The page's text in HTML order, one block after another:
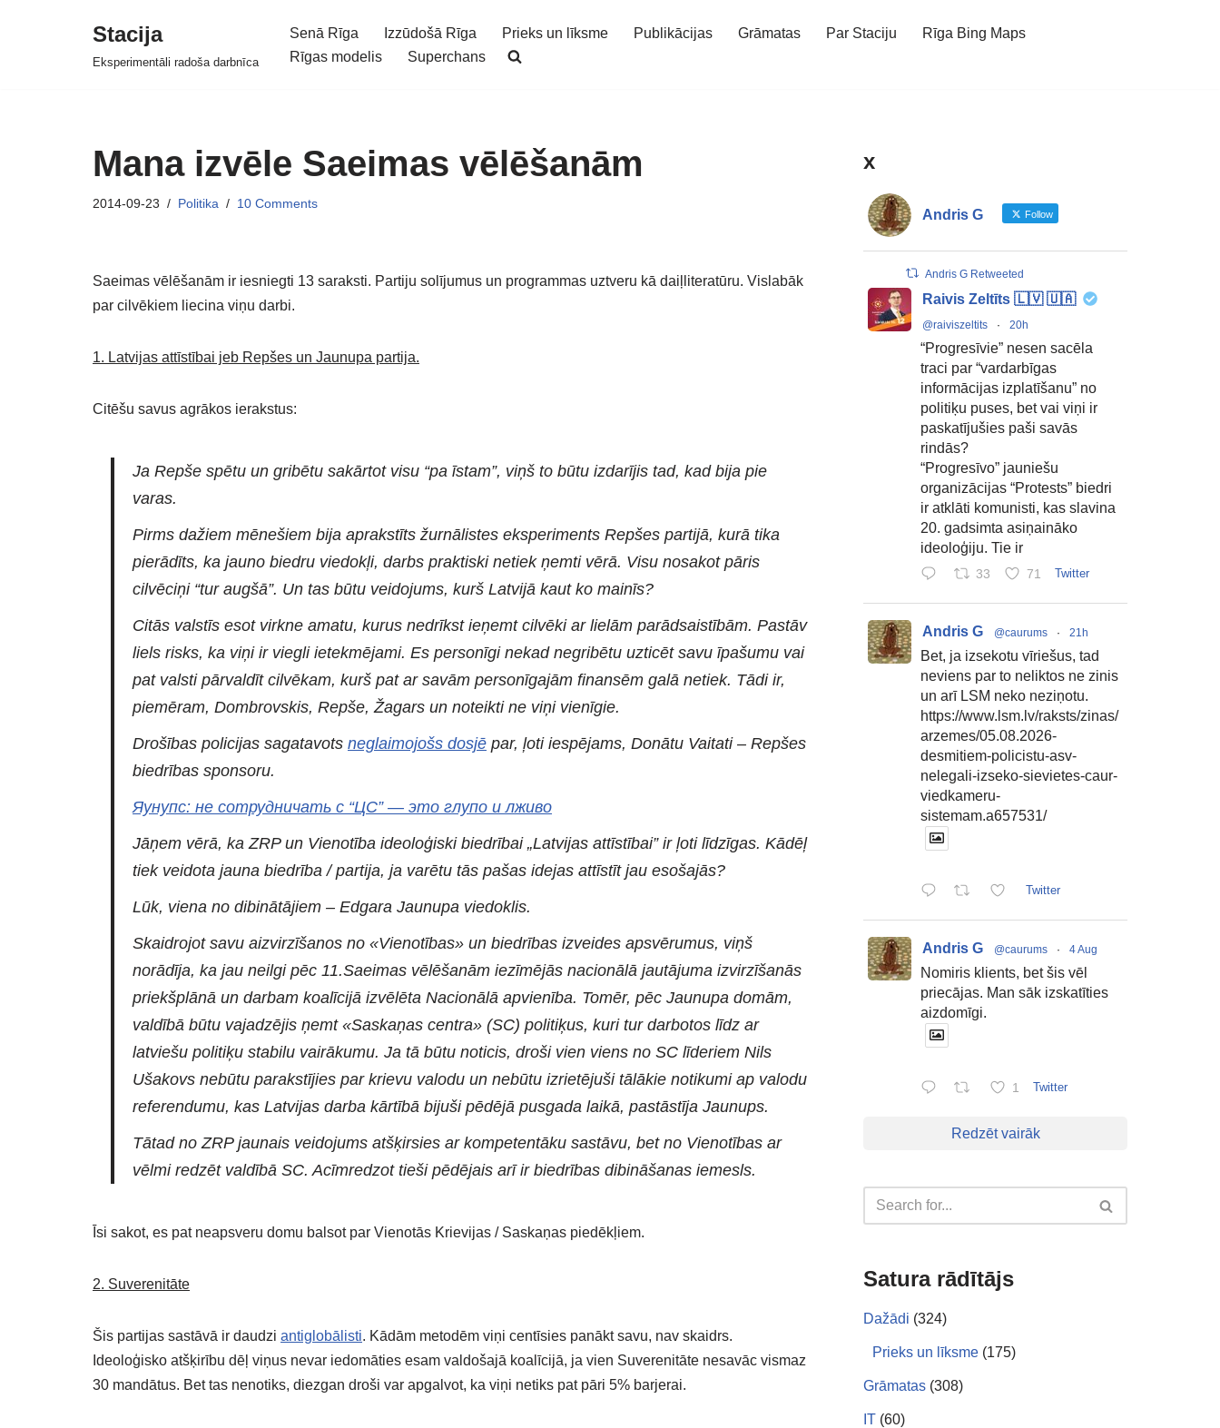
Stacija
Eksperimentāli radoša darbnīca
Senā Rīga Izzūdošā Rīga Prieks un līksme Publikācijas Grāmatas Par Staciju
Rīga Bing Maps
Rīgas modelis
Superchans
Mana izvēle Saeimas vēlēšanām
2014-09-23 Politika 10 Comments
Saeimas vēlēšanām ir iesniegti 13 saraksti. Partiju solījumus un programmas uztveru kā daiļliteratūru. Vislabāk
par cilvēkiem liecina viņu darbi.
1. Latvijas attīstībai jeb Repšes un Jaunupa partija.
Citēšu savus agrākos ierakstus:
Ja Repše spētu un gribētu sakārtot visu “pa īstam”, viņš to būtu izdarījis tad, kad bija pie
varas.
Pirms dažiem mēnešiem bija aprakstīts žurnālistes eksperiments Repšes partijā, kurā tika
pierādīts, ka jauno biedru viedokļi, darbs praktiski netiek ņemti vērā. Visu nosakot pāris
cilvēciņi “tur augšā”. Un tas būtu veidojums, kurš Latvijā kaut ko mainīs?
Citās valstīs esot virkne amatu, kurus nedrīkst ieņemt cilvēki ar lielām parādsaistībām. Pastāv
liels risks, ka viņi ir viegli ietekmējami. Es personīgi nekad negribētu uzticēt savu īpašumu vai
pat valsti pārvaldīt cilvēkam, kurš pat ar savām personīgajām finansēm galā netiek. Tādi ir,
piemēram, Dombrovskis, Repše, Žagars un noteikti ne viņi vienīgie.
Drošības policijas sagatavots neglaimojošs dosjē par, ļoti iespējams, Donātu Vaitati – Repšes
biedrības sponsoru.
Яунупс: не сотрудничать с “ЦС” — это глупо и лживо
Jāņem vērā, ka ZRP un Vienotība ideoloģiski biedrībai „Latvijas attīstībai” ir ļoti līdzīgas. Kādēļ
tiek veidota jauna biedrība / partija, ja varētu tās pašas idejas attīstīt jau esošajās?
Lūk, viena no dibinātājiem – Edgara Jaunupa viedoklis.
Skaidrojot savu aizvirzīšanos no «Vienotības» un biedrības izveides apsvērumus, viņš
norādīja, ka jau neilgi pēc 11.Saeimas vēlēšanām iezīmējās nacionālā jautājuma izvirzīšanās
priekšplānā un darbam koalīcijā izvēlēta Nacionālā apvienība. Tomēr, pēc Jaunupa domām,
valdībā būtu vajadzējis ņemt «Saskaņas centra» (SC) politiķus, kuri tur darbotos līdz ar
latviešu politiķu stabilu vairākumu. Ja tā būtu noticis, droši vien viens no SC līderiem Nils
Ušakovs nebūtu parakstījies par krievu valodu un nebūtu izrietējuši tālākie notikumi ap valodu
referendumu, kas Latvijas darba kārtībā bijuši pēdējā pusgada laikā, pastāstīja Jaunups.
Tātad no ZRP jaunais veidojums atšķirsies ar kompetentāku sastāvu, bet no Vienotības ar
vēlmi redzēt valdībā SC. Acīmredzot tieši pēdējais arī ir biedrības dibināšanas iemesls.
Īsi sakot, es pat neapsveru domu balsot par Vienotās Krievijas / Saskaņas piedēkļiem.
2. Suverenitāte
Šis partijas sastāvā ir daudzi antiglobālisti. Kādām metodēm viņi centīsies panākt savu, nav skaidrs.
Ideoloģisko atšķirību dēļ viņus nevar iedomāties esam valdošajā koalīcijā, ja vien Suverenitāte nesavāc vismaz
30 mandātus. Bet tas nenotiks, diezgan droši var apgalvot, ka viņi netiks pat pāri 5% barjerai.
x
Andris G Follow
Andris G Retweeted
Raivis Zeltīts 🇱🇻 🇺🇦
@raiviszeltits · 20h
“Progresīvie” nesen sacēla
traci par “vardarbīgas
informācijas izplatīšanu” no
politiķu puses, bet vai viņi ir
paskatījušies paši savās
rindās?
“Progresīvo” jauniešu
organizācijas “Protests” biedri
ir atklāti komunisti, kas slavina
20. gadsimta asiņaināko
ideoloģiju. Tie ir
33 71 Twitter
Andris G @caurums · 21h
Bet, ja izsekotu vīriešus, tad
neviens par to neliktos ne zinis
un arī LSM neko neziņotu.
https://www.lsm.lv/raksts/zinas/
arzemes/05.08.2026-
desmitiem-policistu-asv-
nelegali-izseko-sievietes-caur-
viedkameru-
sistemam.a657531/
Twitter
Andris G @caurums · 4 Aug
Nomiris klients, bet šis vēl
priecājas. Man sāk izskatīties
aizdomīgi.
1 Twitter
Redzēt vairāk
Satura rādītājs
Dažādi (324)
Prieks un līksme (175)
Grāmatas (308)
IT (60)